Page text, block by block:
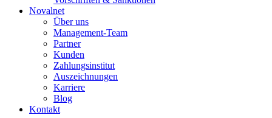
Novalnet
Über uns
Management-Team
Partner
Kunden
Zahlungsinstitut
Auszeichnungen
Karriere
Blog
Kontakt